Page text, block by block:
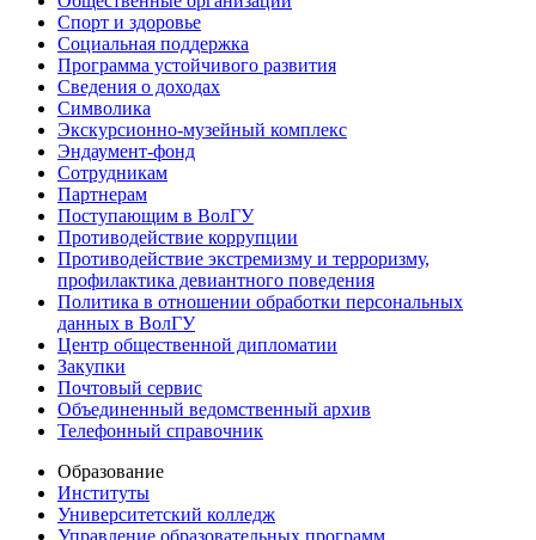
Спорт и здоровье
Социальная поддержка
Программа устойчивого развития
Сведения о доходах
Символика
Экскурсионно-музейный комплекс
Эндаумент-фонд
Сотрудникам
Партнерам
Поступающим в ВолГУ
Противодействие коррупции
Противодействие экстремизму и терроризму,
профилактика девиантного поведения
Политика в отношении обработки персональных
данных в ВолГУ
Центр общественной дипломатии
Закупки
Почтовый сервис
Объединенный ведомственный архив
Телефонный справочник
Образование
Институты
Университетский колледж
Управление образовательных программ